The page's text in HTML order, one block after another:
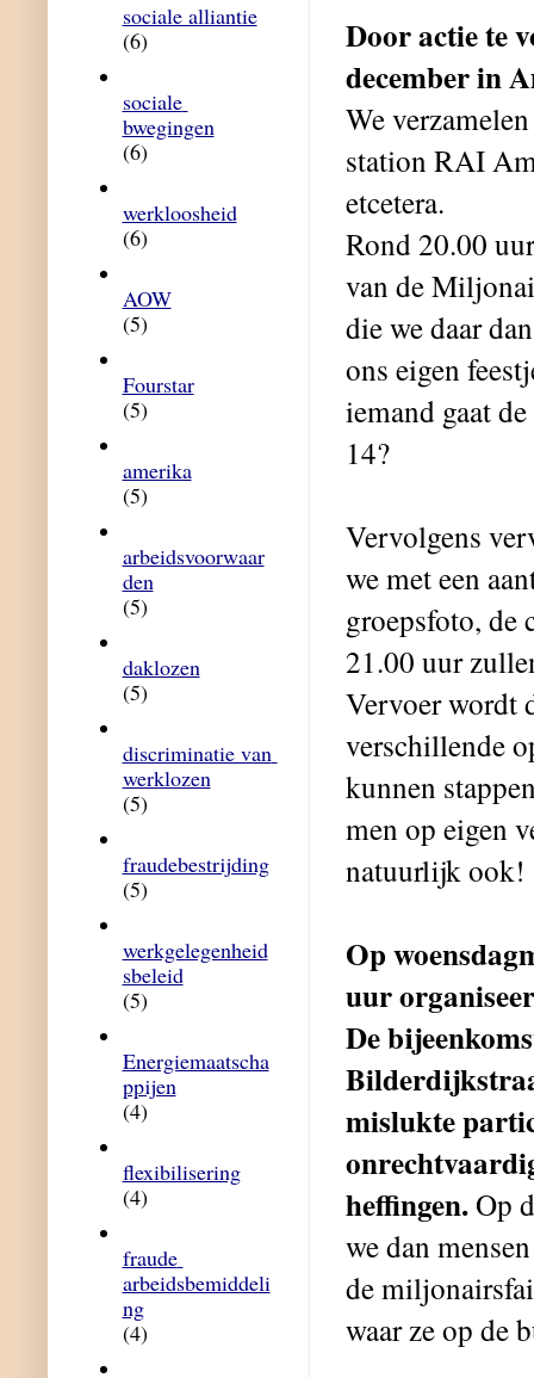
Door actie te
december in
We
station RAI
etcetera.
Rond 20.00
van de
die we daar
ons eigen
iemand gaat
14?
Vervolgens
we met een
groepsfoto, de
21.00 uur
Vervoer wordt
verschillende
kunnen
men op eigen
natuurlijk ook!
Op
uur
De
mislukte
heffingen.Op
we dan
de
waar ze op de
sociale alliantie
(6)
sociale
bwegingen
(6)
werkloosheid
(6)
AOW
(5)
Fourstar
(5)
amerika
(5)
arbeidsvoorwaar
den
(5)
daklozen
(5)
discriminatie van
werklozen
(5)
fraudebestrijding
(5)
werkgelegenheid
sbeleid
(5)
Energiemaatscha
ppijen
(4)
flexibilisering
(4)
fraude
arbeidsbemiddeli
ng
(4)